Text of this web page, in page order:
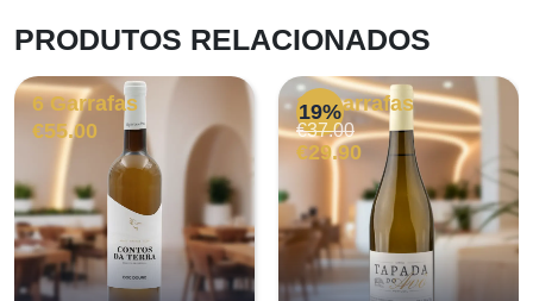
PRODUTOS RELACIONADOS
6 Garrafas
€55.00
19%
12 Garrafas
€37.00
O
preço
original
€37.00.
€29.90
O
preço
atual
€29.90.